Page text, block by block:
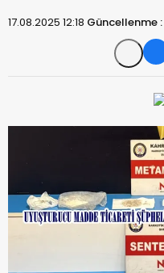
17.08.2025 12:18 Güncellenme :